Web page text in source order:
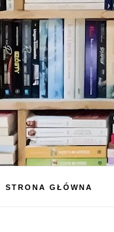
STRONA GŁÓWNA